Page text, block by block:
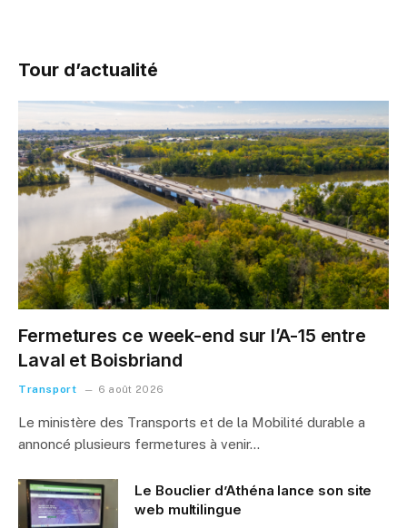
Tour d’actualité
Fermetures ce week-end sur l’A-15 entre
Laval et Boisbriand
Transport 6 août 2026
Le ministère des Transports et de la Mobilité durable a
annoncé plusieurs fermetures à venir…
Le Bouclier d’Athéna lance son site
web multilingue